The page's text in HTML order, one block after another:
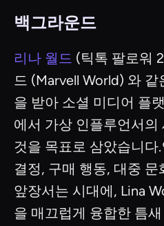
백그라운드
리나 월드 (틱톡 팔로워
드 (Marvell World) 와
을 받아 소셜 미디어 플
에서 가상 인플루언서
것을 목표로 삼았습니다
결정, 구매 행동, 대중
앞장서는 시대에, Lina
을 매끄럽게 융합한 틈